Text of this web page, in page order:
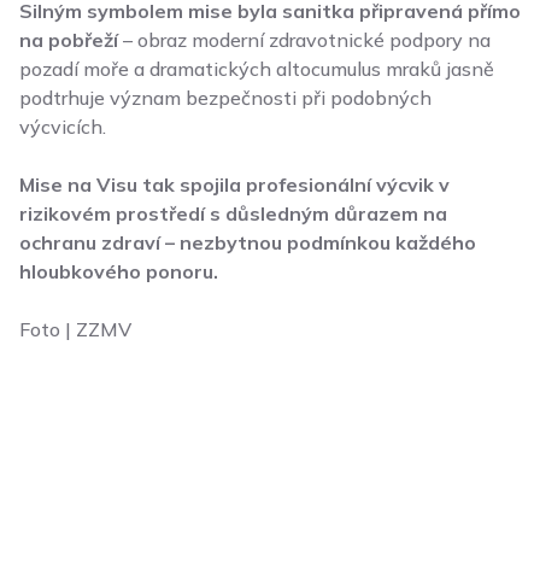
Silným symbolem mise byla sanitka připravená přímo
na pobřeží– obraz moderní zdravotnické podpory na
pozadí moře a dramatických altocumulus mraků jasně
podtrhuje význam bezpečnosti při podobných
výcvicích.
Mise na Visu tak spojila profesionální výcvik v
rizikovém prostředí s důsledným důrazem na
ochranu zdraví – nezbytnou podmínkou každého
hloubkového ponoru.
Foto | ZZMV